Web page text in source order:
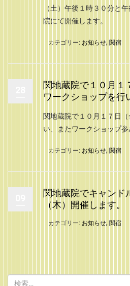
（土）午後１時３０分と
院にて開催します。
カテゴリー: お知らせ, 関宿
関地蔵院で１０月１
ワークショップを行
関地蔵院で１０月１７日
い、またワークショップ参
カテゴリー: お知らせ, 関宿
関地蔵院でキャンド
（木）開催します。
カテゴリー: お知らせ, 関宿